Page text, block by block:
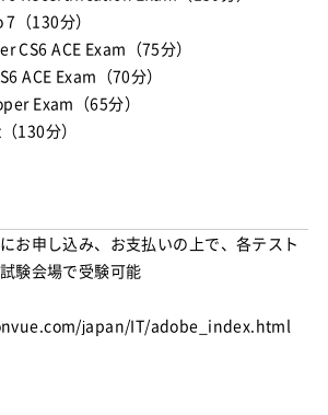
（130分）
CS6 ACE Exam（75分）
ACE Exam（70分）
Exam（65分）
お申し込み、お支払いの上で、各テスト
験会場で受験可能
japan/IT/adobe_index.html